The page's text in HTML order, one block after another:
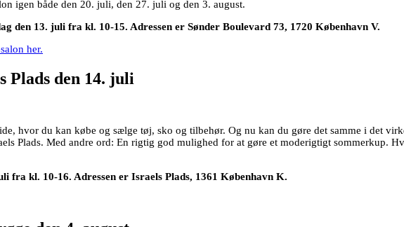
igen både den 20. juli, den 27. juli og den 3. august.
den 13. juli fra kl. 10-15. Adressen er Sønder Boulevard 73, 1720 København V.
her.
Plads den 14. juli
hvor du kan købe og sælge tøj, sko og tilbehør. Og nu kan du gøre det samme i det
Plads. Med andre ord: En rigtig god mulighed for at gøre et moderigtigt sommerkup.
fra kl. 10-16. Adressen er Israels Plads, 1361 København K.